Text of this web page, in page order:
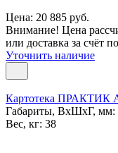
Цена: 20 885 руб.
Внимание! Цена
или доставка за счёт
Уточнить наличие
Картотека ПРАКТИК
Габариты, ВxШxГ, мм:
Вес, кг: 38